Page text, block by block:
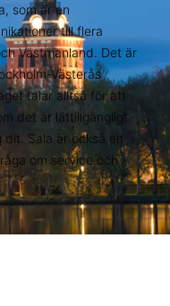
som är en
till flera
Västmanland. Det är
Västerås
talar alltså för att
det är lättillgängligt
Sala är också en
om service och